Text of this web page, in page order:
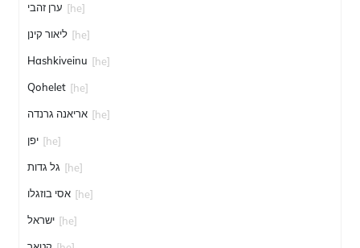
ערן זהבי [he]
ליאור קינן [he]
Hashkiveinu [he]
Qohelet [he]
אריאנה גרנדה [he]
יפן [he]
גל גדות [he]
אסי בוזגלו [he]
ישראל [he]